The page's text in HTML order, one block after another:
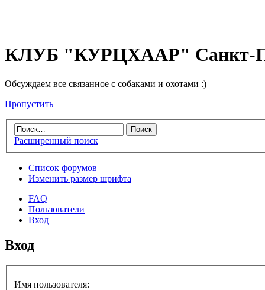
КЛУБ "КУРЦХААР" Санкт-
Обсуждаем все связанное с собаками и охотами :)
Пропустить
Расширенный поиск
Список форумов
Изменить размер шрифта
FAQ
Пользователи
Вход
Вход
Имя пользователя: